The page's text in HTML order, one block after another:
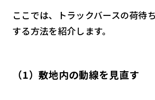
ここでは、トラックバースの荷待
する方法を紹介します。
（1）敷地内の動線を見直す